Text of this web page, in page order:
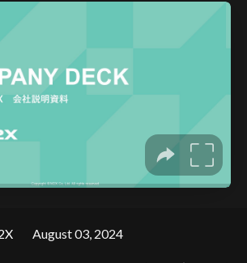
August 03, 2024